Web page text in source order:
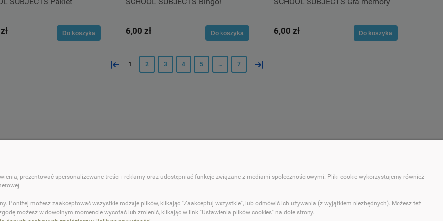
Do koszyka 6,00 zł Do koszyka 6,00 zł Do koszyka
« 1 2 3 4 5 ... 7 »
zamówienia
Regulamin sklepu
Twoje zamówienia
Ulubione
prezentować spersonalizowane treści i reklamy oraz udostępniać funkcje związane z mediami społecznościowymi. Pliki cookie wykorzystujemy również
Poniżej możesz zaakceptować wszystkie rodzaje plików, klikając "Zaakceptuj wszystkie", lub odmówić ich używania (z wyjątkiem niezbędnych). Możesz też
możesz w dowolnym momencie wycofać lub zmienić, klikając w link "Ustawienia plików cookies" na dole strony.